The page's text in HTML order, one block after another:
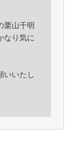
栗山千明
なり気に
いいたし